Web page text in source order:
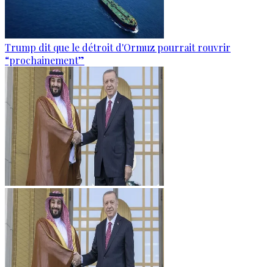
Trump dit que le détroit d'Ormuz pourrait rouvrir
“prochainement”